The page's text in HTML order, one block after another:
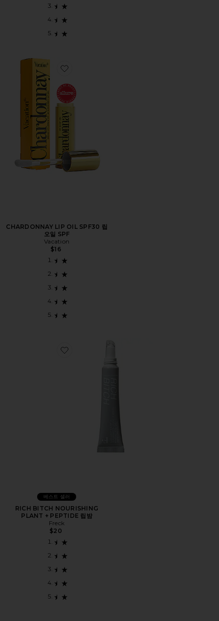
Favorite CHARDONNAY LIP OIL SPF30 립 오일 SPF
CHARDONNAY LIP OIL SPF30 립
오일 SPF
Vacation
$16
Favorite RICH BITCH NOURISHING PLANT + PEPTIDE
베스트 셀러
RICH BITCH NOURISHING
PLANT + PEPTIDE 립밤
Freck
$20